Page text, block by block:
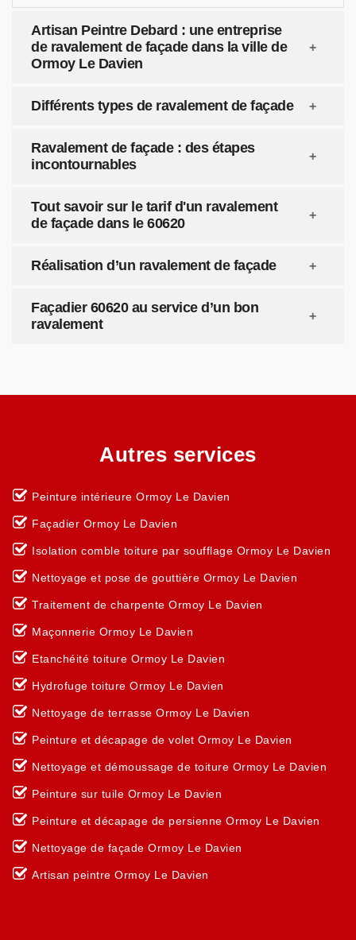
Artisan Peintre Debard : une entreprise
de ravalement de façade dans la ville de
Ormoy Le Davien
Différents types de ravalement de façade
Ravalement de façade : des étapes
incontournables
Tout savoir sur le tarif d'un ravalement
de façade dans le 60620
Réalisation d’un ravalement de façade
Façadier 60620 au service d’un bon
ravalement
Autres services
Peinture intérieure Ormoy Le Davien
Façadier Ormoy Le Davien
Isolation comble toiture par soufflage Ormoy Le Davien
Nettoyage et pose de gouttière Ormoy Le Davien
Traitement de charpente Ormoy Le Davien
Maçonnerie Ormoy Le Davien
Etanchéité toiture Ormoy Le Davien
Hydrofuge toiture Ormoy Le Davien
Nettoyage de terrasse Ormoy Le Davien
Peinture et décapage de volet Ormoy Le Davien
Nettoyage et démoussage de toiture Ormoy Le Davien
Peinture sur tuile Ormoy Le Davien
Peinture et décapage de persienne Ormoy Le Davien
Nettoyage de façade Ormoy Le Davien
Artisan peintre Ormoy Le Davien